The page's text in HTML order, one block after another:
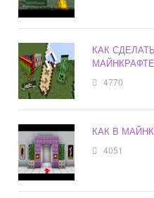
КАК
МАЙНКРАФТЕ
4770
КАК В
4051